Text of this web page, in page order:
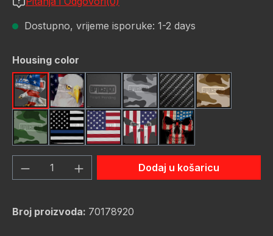
Dostupno, vrijeme isporuke: 1-2 days
Odaberi
Housing color
American EagleBald Eagle American Flag
Black Camo GreyCarbon Fiber Black
Desert
Green Hunting Camouflag
Thin Blue Line Flag
USA Flag New
Us Flag SkullUs Flag Skull #2
Količina proizvoda: Unesite željenu
Dodaj u košaricu
Broj proizvoda: 70178920